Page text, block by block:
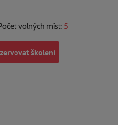
volných míst: 5
školení